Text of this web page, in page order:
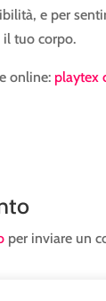
e per
tuo corpo.
online: playtex
per inviare un